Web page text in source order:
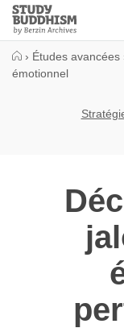
Close
Study
Buddhism
Home
› Études avancées
émotionnel